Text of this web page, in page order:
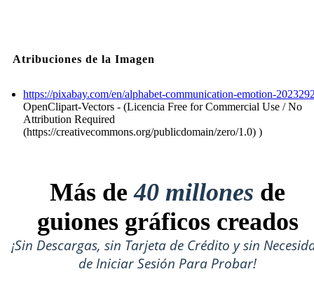
Atribuciones de la Imagen
https://pixabay.com/en/alphabet-communication-emotion-
OpenClipart-Vectors - (Licencia Free for Commercial Use / No
Attribution Required
(https://creativecommons.org/publicdomain/zero/1.0) )
Más de40 millones de
guiones gráficos creados
¡Sin Descargas, sin Tarjeta de Crédito y sin
de Iniciar Sesión Para Probar!